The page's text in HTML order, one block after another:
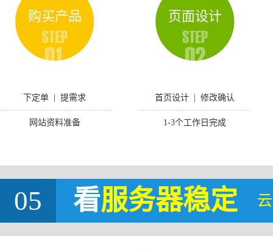
购买产品
下定单 | 提需求
网站资料准备
页面设计
首页设计 | 修改确认
1-3个工作日完成
05 看服务器稳定